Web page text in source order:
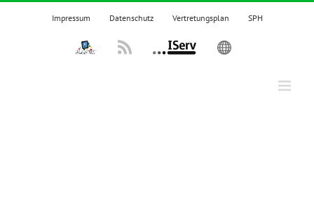
Zum
Impressum Datenschutz Vertretungsplan SPH
IPadsTKSRss IServ English